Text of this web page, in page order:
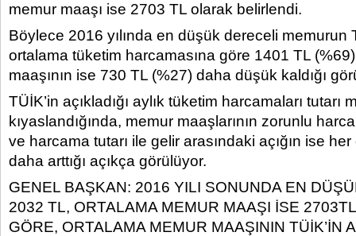
memur maaşı ise 2703 TL olarak belirlendi.
Böylece 2016 yılında en düşük dereceli memurun
ortalama tüketim harcamasına göre 1401 TL
maaşının ise 730 TL (%27) daha düşük kaldığı
TÜİK’in açıkladığı aylık tüketim harcamaları tutarı
kıyaslandığında, memur maaşlarının zorunlu
ve harcama tutarı ile gelir arasındaki açığın ise
daha arttığı açıkça görülüyor.
GENEL BAŞKAN: 2016 YILI SONUNDA EN
2032 TL, ORTALAMA MEMUR MAAŞI İSE
GÖRE, ORTALAMA MEMUR MAAŞININ TÜİK’İN